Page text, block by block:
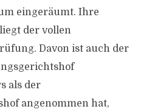
eingeräumt. Ihre
der vollen
Davon ist auch der
als der
angenommen hat,